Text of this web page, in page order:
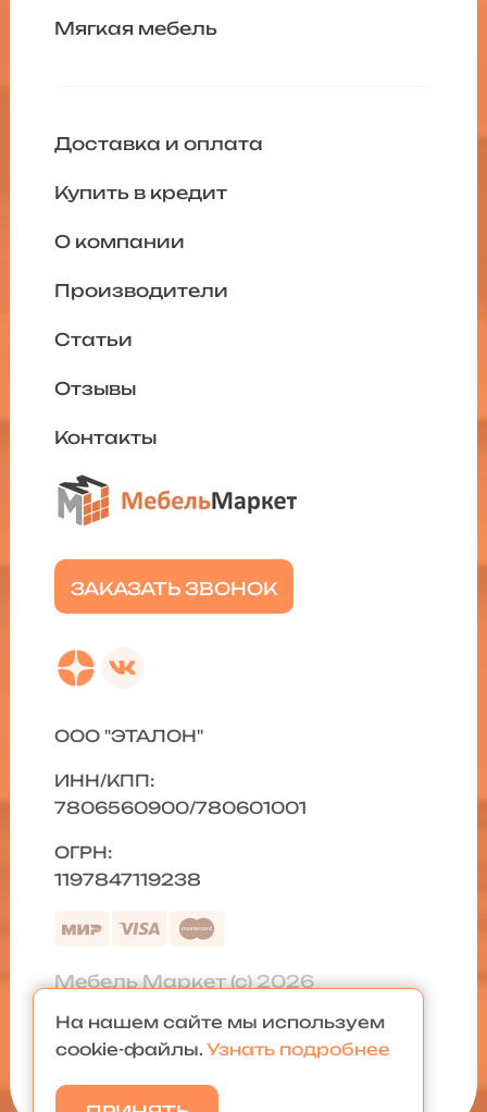
Мягкая мебель
ЗАКАЗАТЬ ЗВОНОК
Доставка и оплата
Купить в кредит
О компании
Производители
Статьи
Отзывы
Контакты
ООО "ЭТАЛОН"
ИНН/КПП:
7806560900/780601001
ОГРН:
1197847119238
Мебель Маркет (с) 2026
Политика конфиденциальности
Карта сайта
На нашем сайте мы используем
cookie-файлы. Узнать подробнее